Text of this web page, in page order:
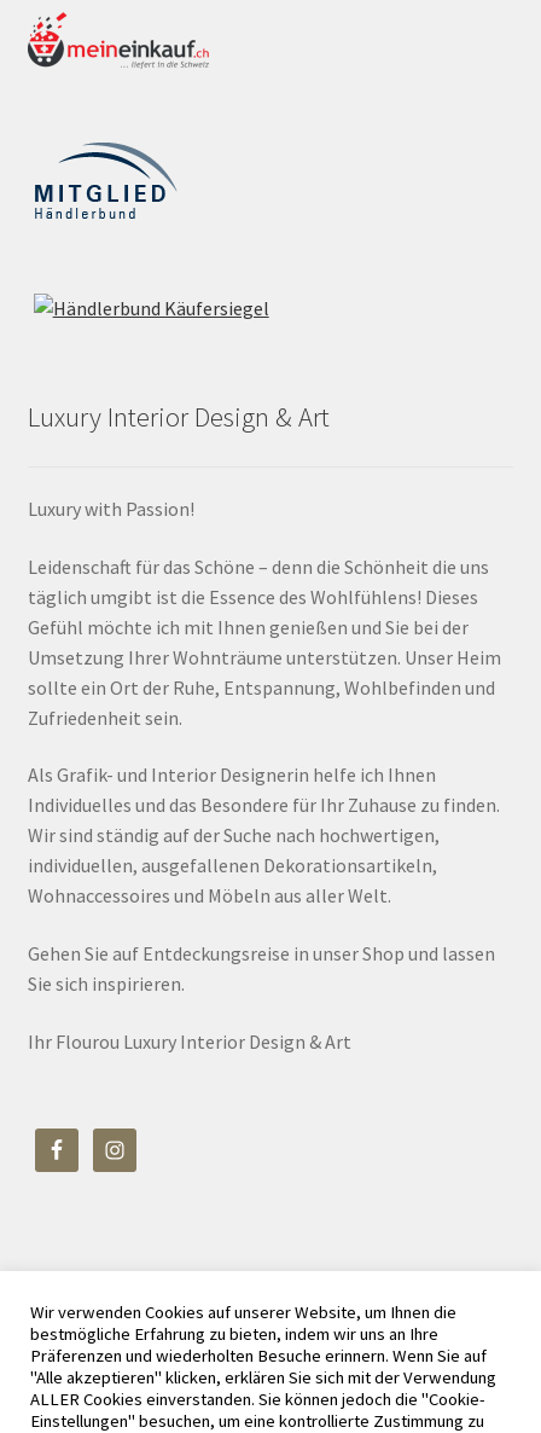
Luxury Interior Design & Art
Luxury with Passion!
Leidenschaft für das Schöne – denn die Schönheit die uns
täglich umgibt ist die Essence des Wohlfühlens! Dieses
Gefühl möchte ich mit Ihnen genießen und Sie bei der
Umsetzung Ihrer Wohnträume unterstützen. Unser Heim
sollte ein Ort der Ruhe, Entspannung, Wohlbefinden und
Zufriedenheit sein.
Als Grafik- und Interior Designerin helfe ich Ihnen
Individuelles und das Besondere für Ihr Zuhause zu finden.
Wir sind ständig auf der Suche nach hochwertigen,
individuellen, ausgefallenen Dekorationsartikeln,
Wohnaccessoires und Möbeln aus aller Welt.
Gehen Sie auf Entdeckungsreise in unser Shop und lassen
Sie sich inspirieren.
Ihr Flourou Luxury Interior Design & Art
© Flourou Luxury Interior Design & Art 2026
Datenschutz
Erstellt mit WooCommerce.
Wir verwenden Cookies auf unserer Website, um Ihnen die
bestmögliche Erfahrung zu bieten, indem wir uns an Ihre
Präferenzen und wiederholten Besuche erinnern. Wenn Sie auf
"Alle akzeptieren" klicken, erklären Sie sich mit der Verwendung
ALLER Cookies einverstanden. Sie können jedoch die "Cookie-
Einstellungen" besuchen, um eine kontrollierte Zustimmung zu